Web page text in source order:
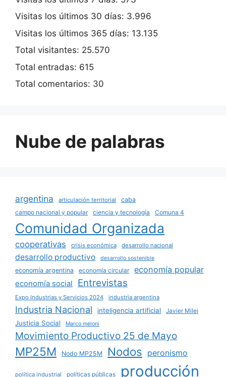
Visitas los últimos 30 días: 3.996
Visitas los últimos 365 días: 13.135
Total visitantes: 25.570
Total entradas: 615
Total comentarios: 30
Nube de palabras
argentina articulación territorial
caba
campo nacional y popular
ciencia y tecnología Comuna 4
Comunidad Organizada
cooperativas crisis económica desarrollo nacional
desarrollo productivo desarrollo sostenible
economía argentina economía circular economía popular
economía social Entrevistas
Expo Industrias y Servicios 2024 industria argentina
Industria Nacional inteligencia artificial Javier Milei
Justicia Social Marco meloni
Movimiento Productivo 25 de Mayo
MP25M Nodo MP25M Nodos peronismo
política industrial políticas públicas producción